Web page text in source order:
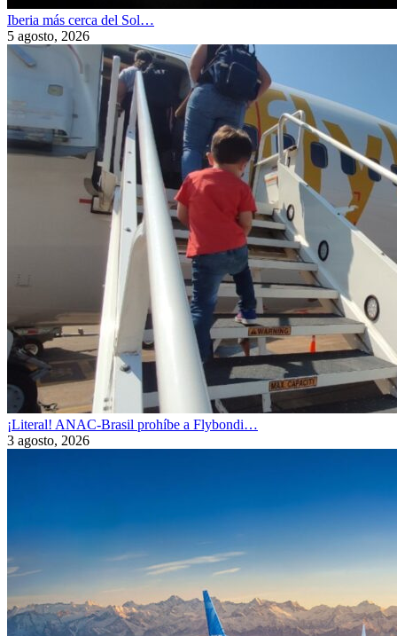
Iberia más cerca del Sol…
5 agosto, 2026
¡Literal! ANAC-Brasil prohíbe a Flybondi…
3 agosto, 2026